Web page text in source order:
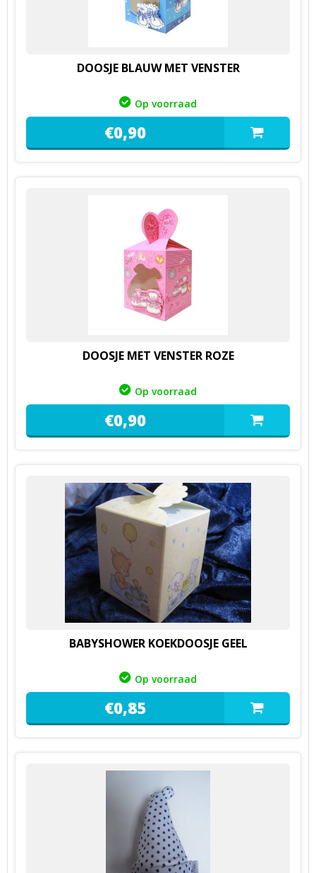
DOOSJE BLAUW MET VENSTER
Op voorraad
€0,90
DOOSJE MET VENSTER ROZE
Op voorraad
€0,90
BABYSHOWER KOEKDOOSJE GEEL
Op voorraad
€0,85